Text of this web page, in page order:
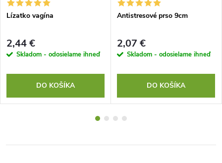
Lízatko vagína
2,44 €
Skladom - odosielame ihneď
DO KOŠÍKA
Antistresové prso 9cm
2,07 €
Skladom - odosielame ihneď
DO KOŠÍKA